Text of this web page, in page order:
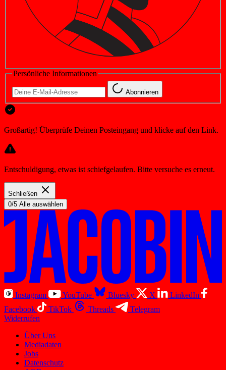
Persönliche Informationen
Abonnieren
Großartig! Überprüfe Deinen Posteingang und klicke auf den Link.
Entschuldigung, etwas ist schiefgelaufen. Bitte versuche es erneut.
Schließen
0/5 Alle auswählen
Instagram YouTube Bluesky X
LinkedIn
Facebook
TikTok Threads
Telegram
Widerrufen
Über Uns
Mediadaten
Jobs
Datenschutz